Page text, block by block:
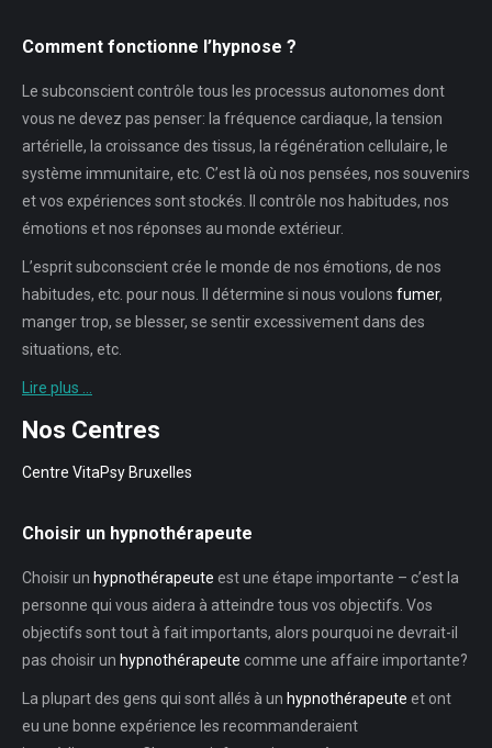
Comment fonctionne l’hypnose ?
Le subconscient contrôle tous les processus autonomes dont
vous ne devez pas penser: la fréquence cardiaque, la tension
artérielle, la croissance des tissus, la régénération cellulaire, le
système immunitaire, etc. C’est là où nos pensées, nos souvenirs
et vos expériences sont stockés. Il contrôle nos habitudes, nos
émotions et nos réponses au monde extérieur.
L’esprit subconscient crée le monde de nos émotions, de nos
habitudes, etc. pour nous. Il détermine si nous voulons fumer,
manger trop, se blesser, se sentir excessivement dans des
situations, etc.
Lire plus …
Nos Centres
Centre VitaPsy Bruxelles
Choisir un hypnothérapeute
Choisir un hypnothérapeute est une étape importante – c’est la
personne qui vous aidera à atteindre tous vos objectifs. Vos
objectifs sont tout à fait importants, alors pourquoi ne devrait-il
pas choisir un hypnothérapeute comme une affaire importante?
La plupart des gens qui sont allés à un hypnothérapeute et ont
eu une bonne expérience les recommanderaient